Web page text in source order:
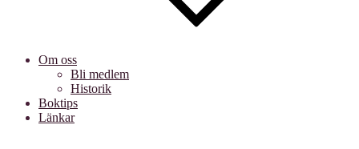
Om oss
Bli medlem
Historik
Boktips
Länkar